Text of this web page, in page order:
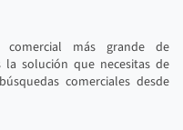
comercial más grande de
la solución que necesitas de
comerciales desde